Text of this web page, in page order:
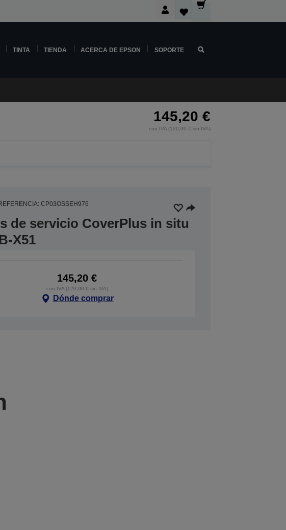
TINTA TIENDA ACERCA DE EPSON SOPORTE
145,20 €
con IVA (120,00 € sin IVA)
CP03OSSEH976
de servicio CoverPlus in situ
X51
145,20 €
con IVA (120,00 € sin IVA)
Dónde comprar